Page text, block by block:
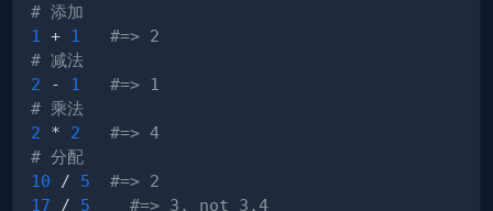
# 添加
1
+ 1
#=> 2
# 减法
2 - 1
#=> 1
# 乘法
2 * 2
#=> 4
# 分配
10 / 5
#=> 2
17 / 5
#=> 3, not 3.4